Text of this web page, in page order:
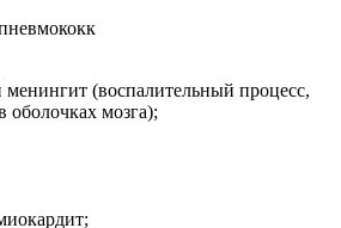
(воспалительный процесс,
оболочках мозга);